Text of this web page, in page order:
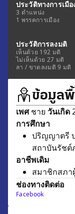
ประวัติทางการเมือ
3 ตำแหน่ง
1 พรรคการเมือง
ประวัติการลงมติ
เห็นด้วย 192 มติ
ไม่เห็นด้วย 27 มติ
ลา / ขาดลงมติ 9 มติ
ข้อมูล
เพศชาย วันเกิด
การศึกษา
ปริญญาตรี
สถาบันรัชต์
อาชีพเดิม
สมาชิกสภา
ช่องทางติดต่อ
Facebook